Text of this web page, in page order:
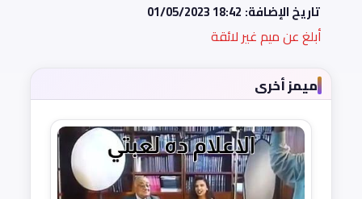
تاريخ الإضافة: 01/05/2023 18:42
أبلغ عن ميم غير لائقة
ميمز أخرى